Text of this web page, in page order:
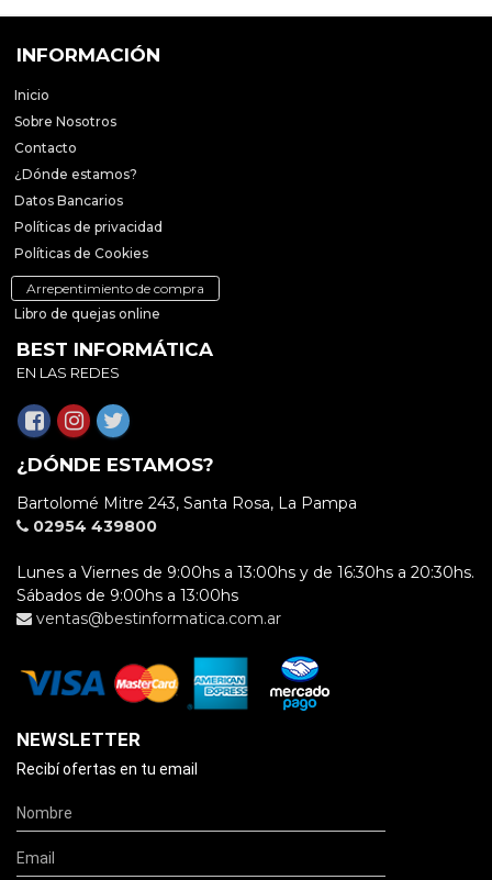
INFORMACIÓN
Inicio
Sobre Nosotros
Contacto
¿Dónde estamos?
Datos Bancarios
Políticas de privacidad
Políticas de Cookies
Arrepentimiento de compra
Libro de quejas online
BEST INFORMÁTICA
EN LAS REDES
¿DÓNDE ESTAMOS?
Bartolomé Mitre 243, Santa Rosa, La Pampa
02954 439800
Lunes a Viernes de 9:00hs a 13:00hs y de 16:30hs a 20:30hs.
Sábados de 9:00hs a 13:00hs
ventas@bestinformatica.com.ar
NEWSLETTER
Recibí ofertas en tu email